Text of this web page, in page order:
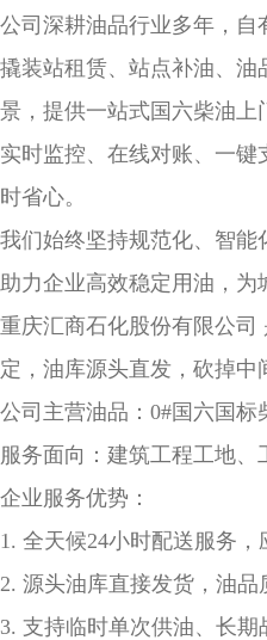
公司深耕油品行业多年，
撬装站租赁、站点补油、
景，提供一站式国六柴油
实时监控、在线对账、一
时省心。
我们始终坚持规范化、智
助力企业高效稳定用油，
重庆汇商石化股份有限公
定，油库源头直发，砍掉中
公司主营油品：0#国六国
服务面向：建筑工程工地
企业服务优势：
1. 全天候24小时配送服务
2. 源头油库直接发货，油
3. 支持临时单次供油、长